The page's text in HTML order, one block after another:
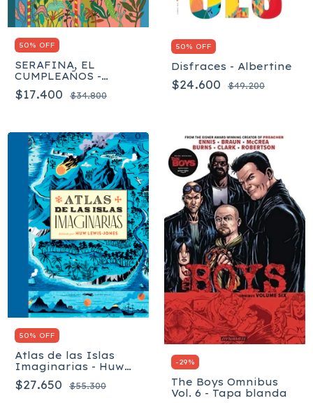
50% OFF
SERAFINA, EL
CUMPLEAÑOS -
Albertine
$17.400 $34.800
50% OFF
Disfraces - Albertine
$24.600 $49.200
50% OFF
Atlas de las Islas
Imaginarias - Huw
Lewis-Jones
$27.650 $55.300
-29%
The Boys Omnibus
Vol. 6 - Tapa blanda